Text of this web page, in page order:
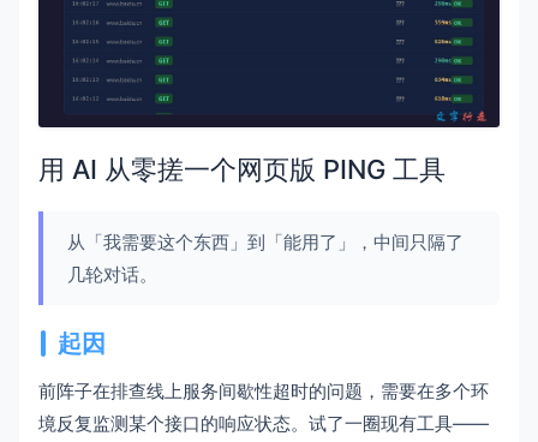
用 AI 从零搓一个网页版 PING 工具
从「我需要这个东西」到「能用了」，中间只隔了
几轮对话。
起因
前阵子在排查线上服务间歇性超时的问题，需要在多个环
境反复监测某个接口的响应状态。试了一圈现有工具——